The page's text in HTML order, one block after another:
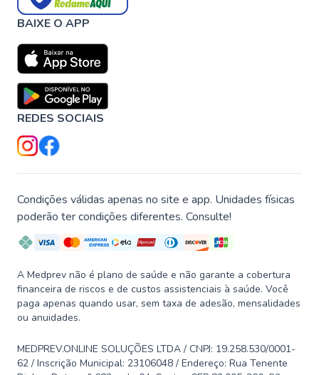
BAIXE O APP
REDES SOCIAIS
Condições válidas apenas no site e app. Unidades físicas
poderão ter condições diferentes. Consulte!
A Medprev não é plano de saúde e não garante a cobertura
financeira de riscos e de custos assistenciais à saúde. Você
paga apenas quando usar, sem taxa de adesão, mensalidades
ou anuidades.
MEDPREV.ONLINE SOLUÇÕES LTDA / CNPJ: 19.258.530/0001-
62 / Inscrição Municipal: 23106048 / Endereço: Rua Tenente